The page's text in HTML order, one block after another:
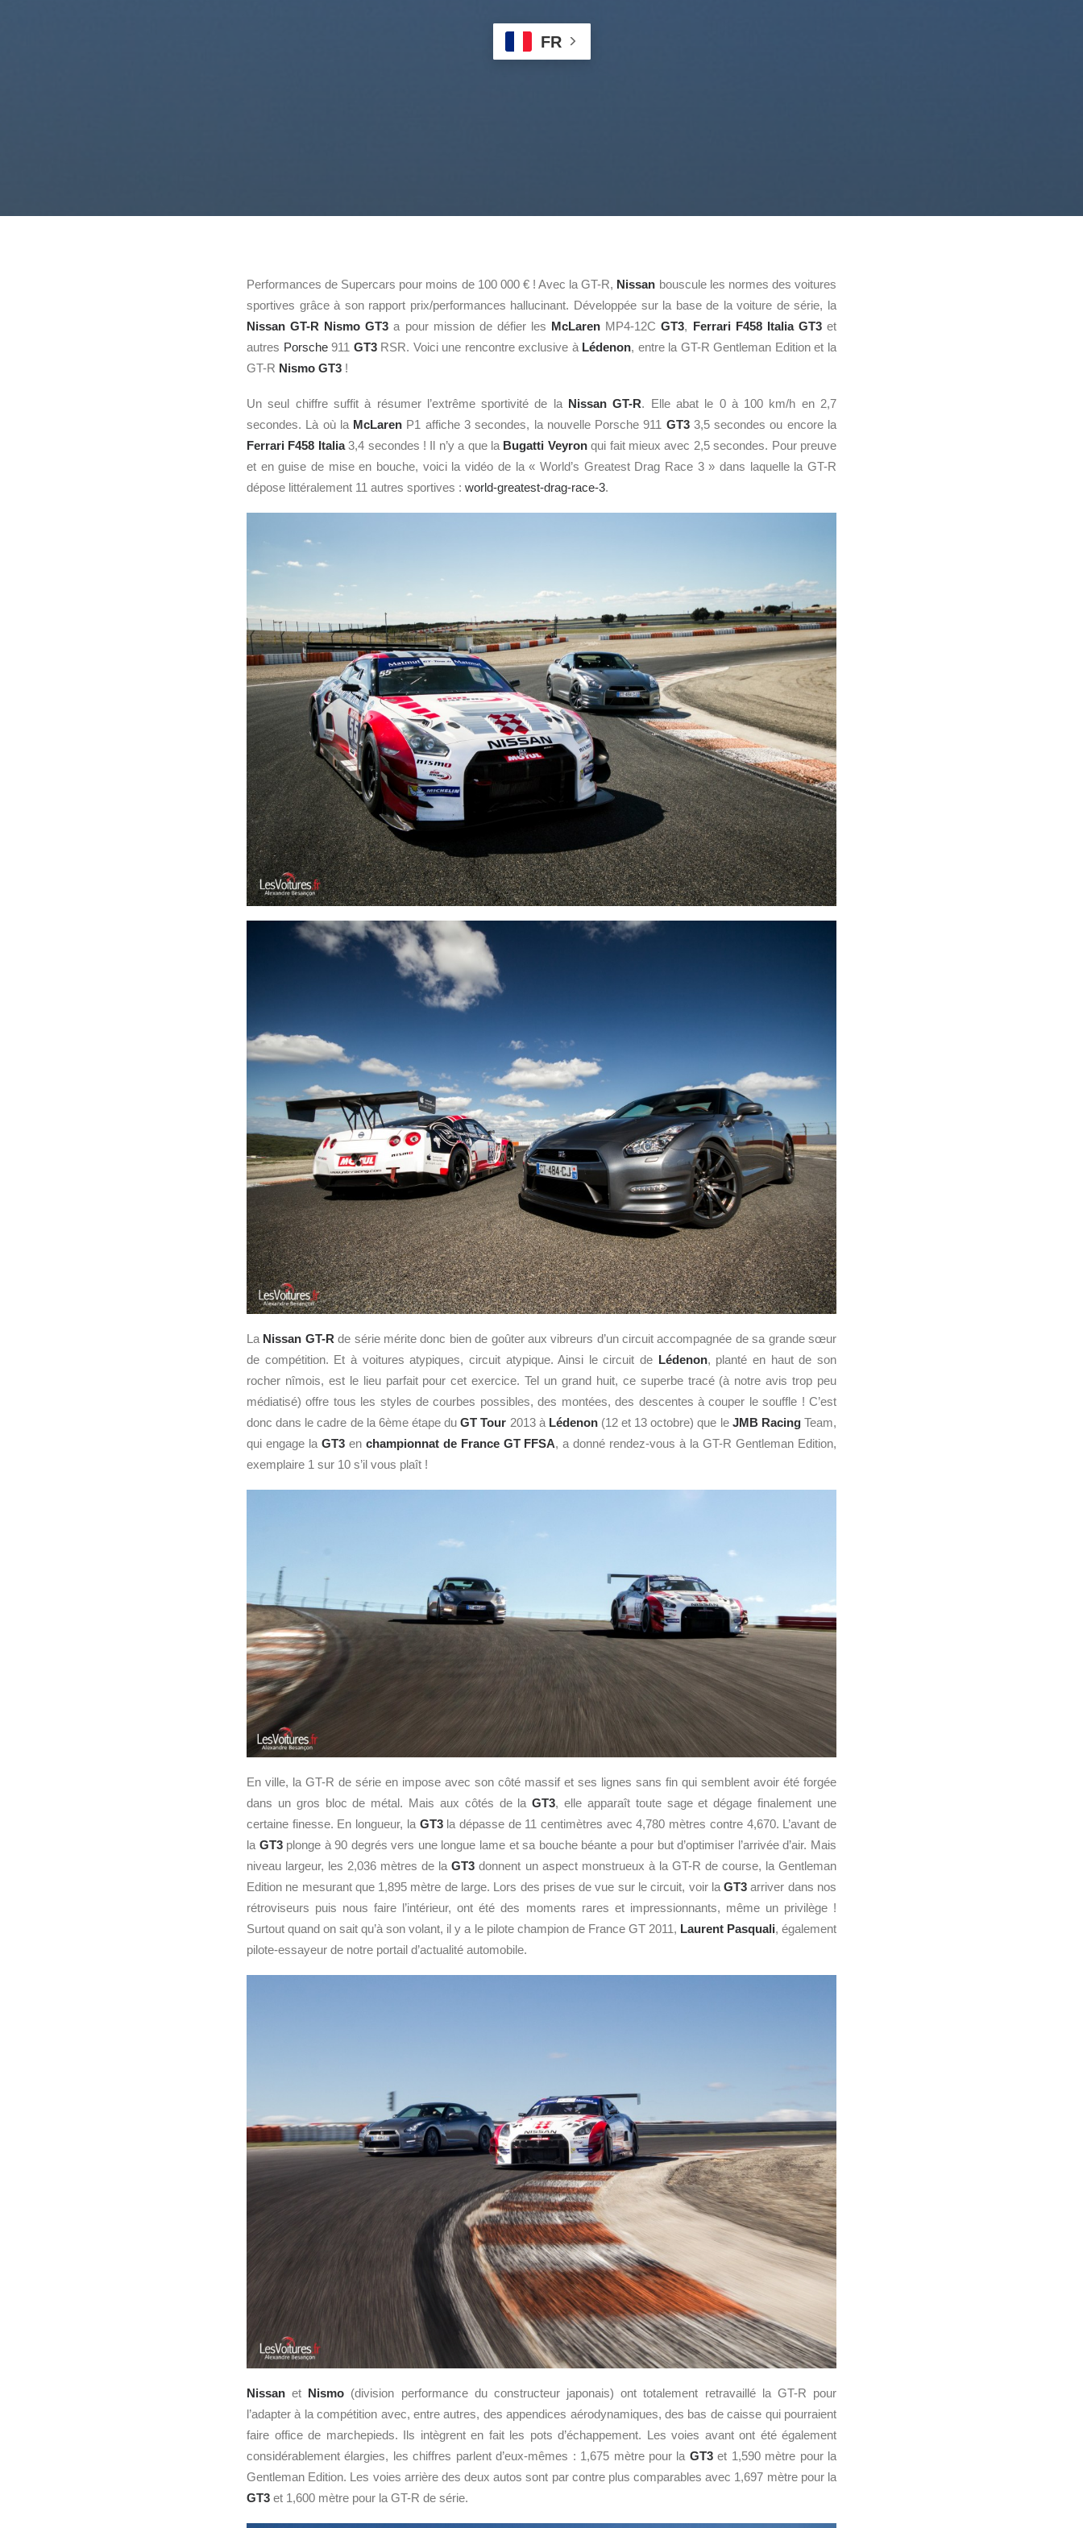
FR
Performances de Supercars pour moins de 100 000 € ! Avec la GT-R, Nissan bouscule les normes des voitures
sportives grâce à son rapport prix/performances hallucinant. Développée sur la base de la voiture de série, la
Nissan GT-R Nismo GT3 a pour mission de défier les McLaren MP4-12CGT3, Ferrari F458 Italia GT3et
autres Porsche911 GT3RSR. Voici une rencontre exclusive à Lédenon, entre la GT-R Gentleman Edition et la
GT-R Nismo GT3 !
Un seul chiffre suffit à résumer l’extrême sportivité de la Nissan GT-R. Elle abat le 0 à 100 km/h en 2,7
secondes. Là où la McLaren P1 affiche 3 secondes, la nouvelle Porsche 911 GT33,5 secondes ou encore la
Ferrari F458 Italia3,4 secondes ! Il n’y a que la Bugatti Veyronqui fait mieux avec 2,5 secondes. Pour preuve
et en guise de mise en bouche, voici la vidéo de la « World’s Greatest Drag Race 3 » dans laquelle la GT-R
dépose littéralement 11 autres sportives : world-greatest-drag-race-3.
La Nissan GT-R de série mérite donc bien de goûter aux vibreurs d’un circuit accompagnée de sa grande sœur
de compétition. Et à voitures atypiques, circuit atypique. Ainsi le circuit de Lédenon, planté en haut de son
rocher nîmois, est le lieu parfait pour cet exercice. Tel un grand huit, ce superbe tracé (à notre avis trop peu
médiatisé) offre tous les styles de courbes possibles, des montées, des descentes à couper le souffle ! C’est
donc dans le cadre de la 6ème étape duGT Tour 2013 à Lédenon(12 et 13 octobre) que le JMB RacingTeam,
qui engage la GT3en championnat de France GT FFSA, a donné rendez-vous à la GT-R Gentleman Edition,
exemplaire 1 sur 10 s’il vous plaît !
En ville, la GT-R de série en impose avec son côté massif et ses lignes sans fin qui semblent avoir été forgée
dans un gros bloc de métal. Mais aux côtés de laGT3, elle apparaît toute sage et dégage finalement une
certaine finesse. En longueur, la GT3la dépasse de 11 centimètres avec 4,780 mètres contre 4,670. L’avant de
la GT3plonge à 90 degrés vers une longue lame et sa bouche béante a pour but d’optimiser l’arrivée d’air. Mais
niveau largeur, les 2,036 mètres de laGT3 donnent un aspect monstrueux à la GT-R de course, la Gentleman
Edition ne mesurant que 1,895 mètre de large. Lors des prises de vue sur le circuit, voir laGT3 arriver dans nos
rétroviseurs puis nous faire l’intérieur, ont été des moments rares et impressionnants, même un privilège !
Surtout quand on sait qu’à son volant, il y a le pilote champion de France GT 2011, Laurent Pasquali, également
pilote-essayeur de notre portail d’actualité automobile.
Nissan et Nismo (division performance du constructeur japonais) ont totalement retravaillé la GT-R pour
l’adapter à la compétition avec, entre autres, des appendices aérodynamiques, des bas de caisse qui pourraient
faire office de marchepieds. Ils intègrent en fait les pots d’échappement. Les voies avant ont été également
considérablement élargies, les chiffres parlent d’eux-mêmes : 1,675 mètre pour la GT3et 1,590 mètre pour la
Gentleman Edition. Les voies arrière des deux autos sont par contre plus comparables avec 1,697 mètre pour la
GT3 et 1,600 mètre pour la GT-R de série.